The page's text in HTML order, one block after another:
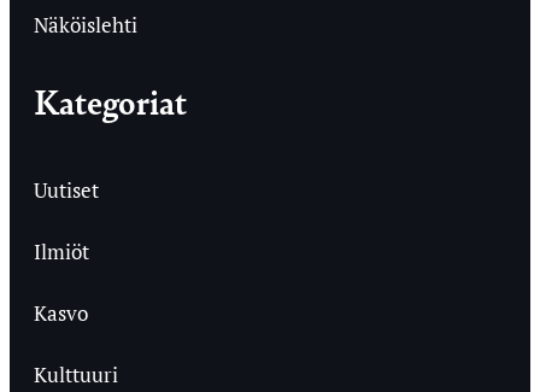
Näköislehti
Kategoriat
Uutiset
Ilmiöt
Kasvo
Kulttuuri